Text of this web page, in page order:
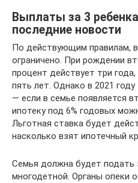
Выплаты за 3
последние новости
По действующим правилам,
ограничено. При рождении
процент действует три
пять лет. Однако в 2021
— если в семье появляется
ипотеку под 6% годовых
Льготная ставка будет
насколько взят ипотечный
Семья должна будет подать
многодетной. Органы опеки